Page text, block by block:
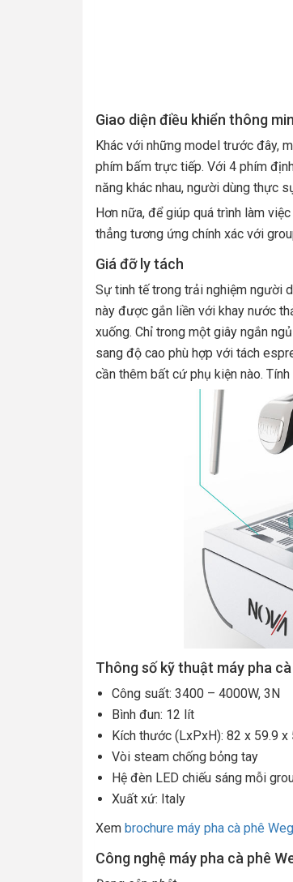
Giao diện điều khiển thông
Khác với những model trước đây,
phím bấm trực tiếp. Với 4 phím
năng khác nhau, người dùng thực
Hơn nữa, để giúp quá trình làm
thẳng tương ứng chính xác với
Giá đỡ ly tách
Sự tinh tế trong trải nghiệm người
này được gắn liền với khay nước
xuống. Chỉ trong một giây ngắn
sang độ cao phù hợp với tách
cần thêm bất cứ phụ kiện nào.
Thông số kỹ thuật máy pha
Công suất: 3400 – 4000W, 3N
Bình đun: 12 lít
Kích thước (LxPxH): 82 x 59.9 x
Vòi steam chống bỏng tay
Hệ đèn LED chiếu sáng mỗi
Xuất xứ: Italy
Xem brochure máy pha cà phê
Công nghệ máy pha cà phê